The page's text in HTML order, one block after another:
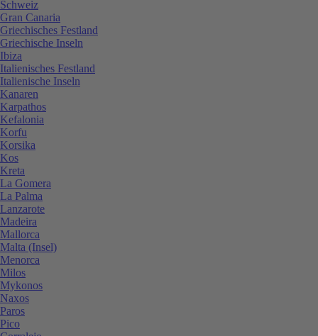
Schweiz
Gran Canaria
Griechisches Festland
Griechische Inseln
Ibiza
Italienisches Festland
Italienische Inseln
Kanaren
Karpathos
Kefalonia
Korfu
Korsika
Kos
Kreta
La Gomera
La Palma
Lanzarote
Madeira
Mallorca
Malta (Insel)
Menorca
Milos
Mykonos
Naxos
Paros
Pico